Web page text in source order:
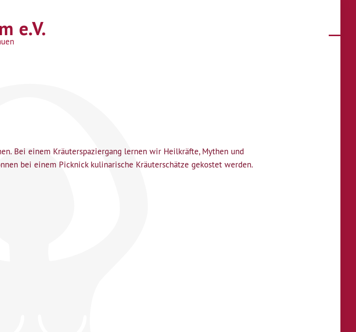
e.V.
Bei einem Kräuterspaziergang lernen wir Heilkräfte, Mythen und
bei einem Picknick kulinarische Kräuterschätze gekostet werden.